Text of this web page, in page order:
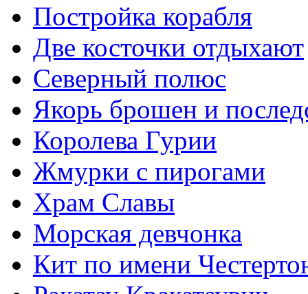
Постройка корабля
Две косточки отдыхают
Северный полюс
Якорь брошен и
Королева Гурии
Жмурки с пирогами
Храм Славы
Морская девчонка
Кит по имени